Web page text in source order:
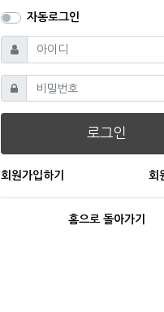
자동로그인
아이디 필수
비밀번호필수
로그인
회원가입하기 회
홈으로 돌아가기